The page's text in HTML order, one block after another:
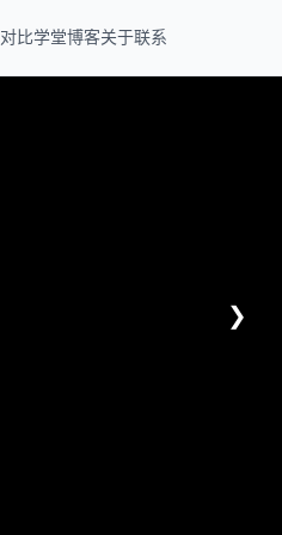
对比学堂博客关于联系
❯